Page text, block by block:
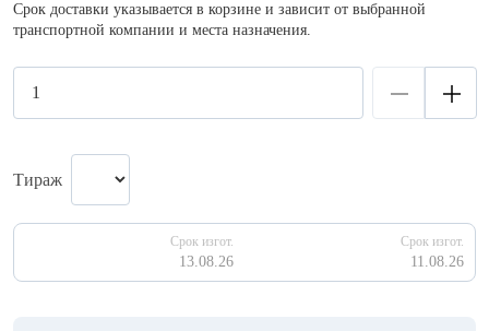
Срок доставки указывается в корзине и зависит от выбранной
транспортной компании и места назначения.
Тираж
Срок изгот.
13.08.26
Срок изгот.
11.08.26